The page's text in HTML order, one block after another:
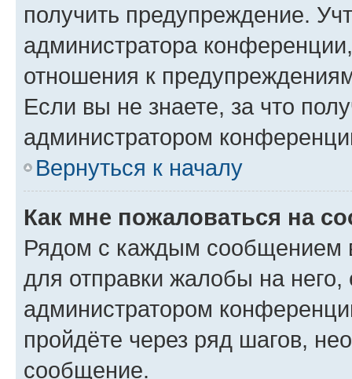
получить предупреждение.
администратора
отношения к
Если вы не знаете, за что
администратором
Вернуться к началу
Как мне пожаловаться на
Рядом с каждым сообщением
для отправки жалобы на
администратором
пройдёте через ряд шагов,
сообщение.